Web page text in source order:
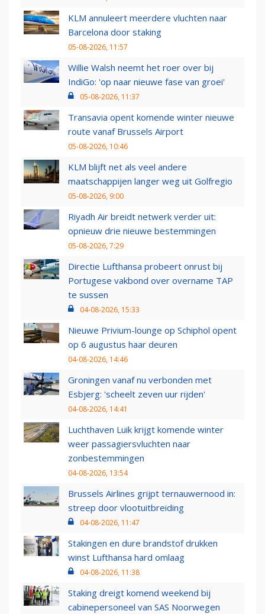
KLM annuleert meerdere vluchten naar
Barcelona door staking
05-08-2026, 11:57
Willie Walsh neemt het roer over bij
IndiGo: 'op naar nieuwe fase van groei'
05-08-2026, 11:37
Transavia opent komende winter nieuwe
route vanaf Brussels Airport
05-08-2026, 10:46
KLM blijft net als veel andere
maatschappijen langer weg uit Golfregio
05-08-2026, 9:00
Riyadh Air breidt netwerk verder uit:
opnieuw drie nieuwe bestemmingen
05-08-2026, 7:29
Directie Lufthansa probeert onrust bij
Portugese vakbond over overname TAP
te sussen
04-08-2026, 15:33
Nieuwe Privium-lounge op Schiphol opent
op 6 augustus haar deuren
04-08-2026, 14:46
Groningen vanaf nu verbonden met
Esbjerg: 'scheelt zeven uur rijden'
04-08-2026, 14:41
Luchthaven Luik krijgt komende winter
weer passagiersvluchten naar
zonbestemmingen
04-08-2026, 13:54
Brussels Airlines grijpt ternauwernood in:
streep door vlootuitbreiding
04-08-2026, 11:47
Stakingen en dure brandstof drukken
winst Lufthansa hard omlaag
04-08-2026, 11:38
Staking dreigt komend weekend bij
cabinepersoneel van SAS Noorwegen